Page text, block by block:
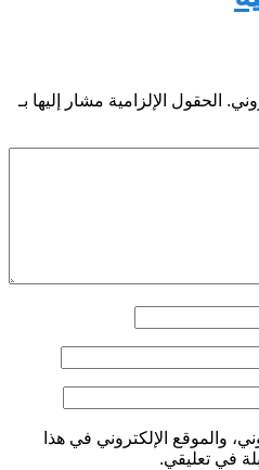
الحقول الإلزامية مشار إليها بـ
والموقع الإلكتروني في هذا
في تعليقي.